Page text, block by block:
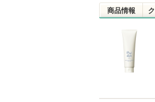
商品情報